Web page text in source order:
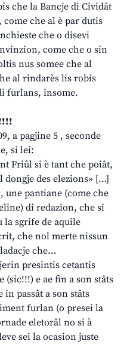
che la Bancje di Cividât
come che al è par dutis
che o disevi
come che o sin
nus somee che al
al rindarès lis robis
furlans, insome.
a pagjine 5 , seconde
si lei:
Friûl si è tant che poiât,
des elezions» […]
une pantiane (come che
di redazion, che si
la sgrife de aquile
che nol merte nissun
che…
presintis cetantis
(sic!!!) e ae fin a son stâts
passât a son stâts
furlan (o presei la
eletorâl no si à
sei la ocasion juste